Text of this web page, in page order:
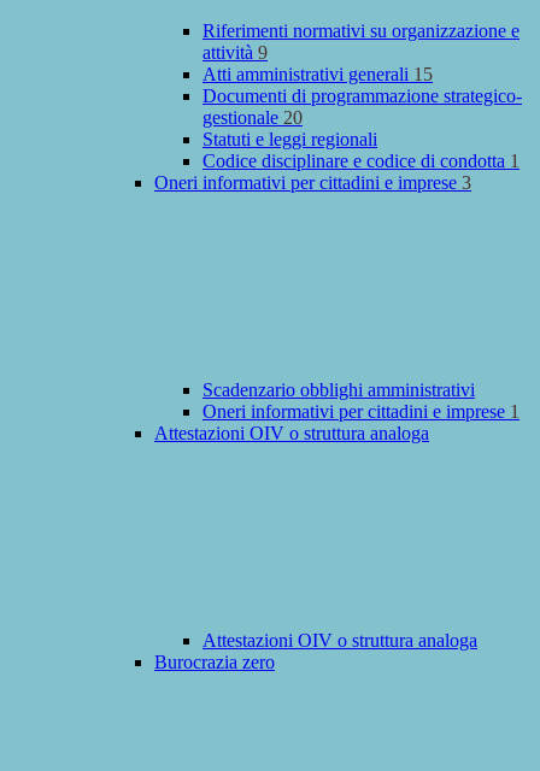
Riferimenti normativi su organizzazione e
attività 9
Atti amministrativi generali 15
Documenti di programmazione strategico-
gestionale 20
Statuti e leggi regionali
Codice disciplinare e codice di condotta 1
Oneri informativi per cittadini e imprese 3
Scadenzario obblighi amministrativi
Oneri informativi per cittadini e imprese 1
Attestazioni OIV o struttura analoga
Attestazioni OIV o struttura analoga
Burocrazia zero